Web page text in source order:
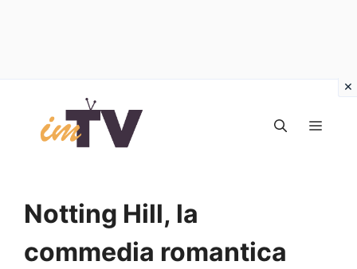
contenuto
Notting Hill, la
commedia romantica